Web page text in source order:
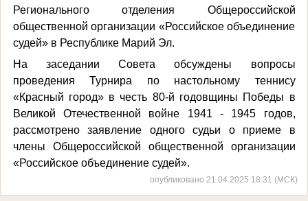
Регионального отделения Общероссийской
общественной организации «Российское объединение
судей» в Республике Марий Эл.
На заседании Совета обсуждены вопросы
проведения Турнира по настольному теннису
«Красный город» в честь 80-й годовщины Победы в
Великой Отечественной войне 1941 - 1945 годов,
рассмотрено заявление одного судьи о приеме в
члены Общероссийской общественной организации
«Российское объединение судей».
опубликовано 21.04.2025 18:31 (МСК)